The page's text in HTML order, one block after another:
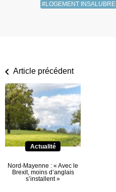
#LOGEMENT INSALUBRE
Article précédent
Actualité
Nord-Mayenne : « Avec le
Brexit, moins d’anglais
s’installent »